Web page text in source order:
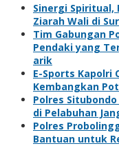
Sinergi Spiritual,
Ziarah Wali di
Tim Gabungan
Pendaki yang
arik
E-Sports Kapolri
Kembangkan
Polres
di Pelabuhan
Polres
Bantuan untuk